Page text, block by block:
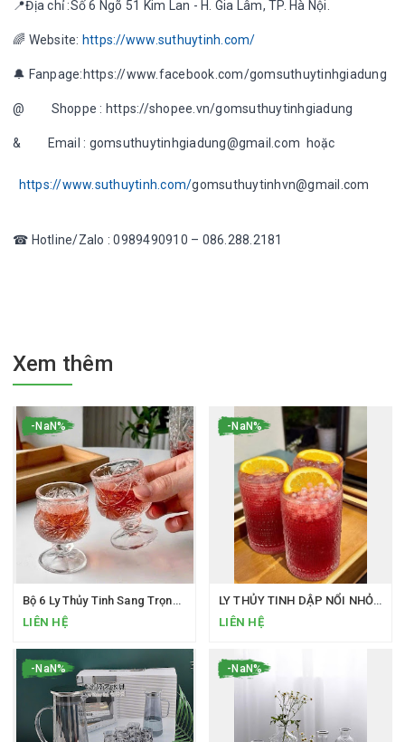
📍Địa chỉ :Số 6 Ngõ 51 Kim Lan - H. Gia Lâm, TP. Hà Nội.
🌈 Website: https://www.suthuytinh.com/
🔔 Fanpage:https://www.facebook.com/gomsuthuytinhgiadung
@ Shoppe : https://shopee.vn/gomsuthuytinhgiadung
& Email : gomsuthuytinhgiadung@gmail.com hoặc
https://www.suthuytinh.com/gomsuthuytinhvn@gmail.com
☎ Hotline/Zalo : 0989490910 – 086.288.2181
Xem thêm
-NaN%
Bộ 6 Ly Thủy Tinh Sang Trọng Loại 40ML Uống SHOT Phong Cách Bắc Âu Ly Rượu Mini Hàng Cao Cấp
LIÊN HỆ
-NaN%
LY THỦY TINH DẬP NỔI NHỎ XINH MÀ “CÓ VÕ
LIÊN HỆ
-NaN% -NaN%